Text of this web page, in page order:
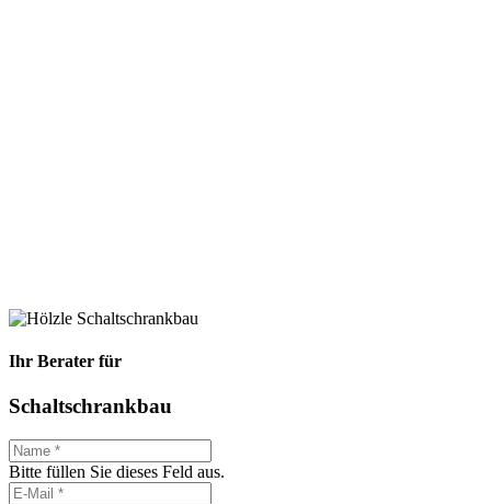
Ihr Berater für
Schaltschrankbau
Bitte füllen Sie dieses Feld aus.